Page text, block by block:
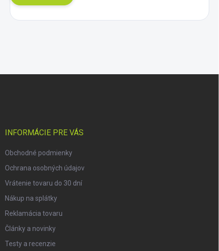
INFORMÁCIE PRE VÁS
Obchodné podmienky
Ochrana osobných údajov
Vrátenie tovaru do 30 dní
Nákup na splátky
Reklamácia tovaru
Články a novinky
Testy a recenzie